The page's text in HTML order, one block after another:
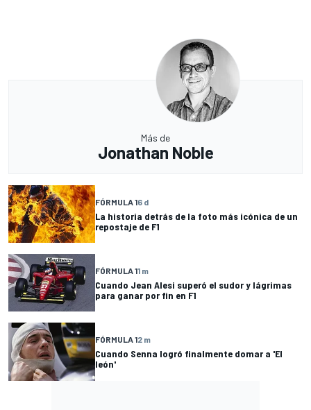
Más de
Jonathan Noble
FÓRMULA 16 d
La historia detrás de la foto más icónica de un
repostaje de F1
FÓRMULA 11 m
Cuando Jean Alesi superó el sudor y lágrimas
para ganar por fin en F1
FÓRMULA 12 m
Cuando Senna logró finalmente domar a 'El
león'